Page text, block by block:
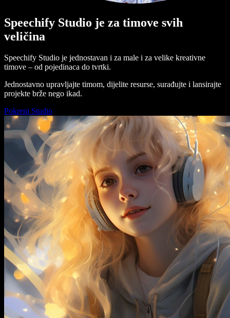
Speechify Studio je za timove svih
veličina
Speechify Studio je jednostavan i za male i za velike kreativne
timove – od pojedinaca do tvrtki.
Jednostavno upravljajte timom, dijelite resurse, surađujte i lansirajte
projekte brže nego ikad.
Pokreni Studio